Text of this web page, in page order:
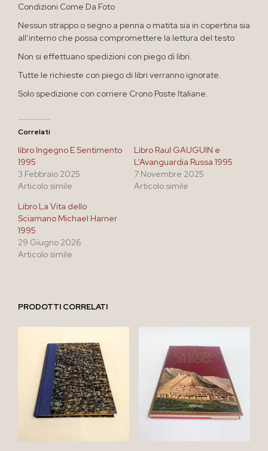
Condizioni Come Da Foto
Nessun strappo o segno a penna o matita sia in copertina sia
all’interno che possa compromettere la lettura del testo
Non si effettuano spedizioni con piego di libri.
Tutte le richieste con piego di libri verranno ignorate.
Solo spedizione con corriere Crono Poste Italiane.
Correlati
libro Ingegno E Sentimento
1995
3 Febbraio 2025
Articolo simile
Libro Raul GAUGUIN e
L’Avanguardia Russa 1995
7 Novembre 2025
Articolo simile
Libro La Vita dello
Sciamano Michael Harner
1995
29 Giugno 2026
Articolo simile
PRODOTTI CORRELATI